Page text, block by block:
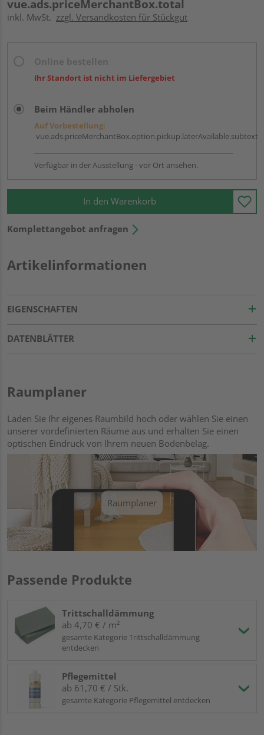
vue.ads.priceMerchantBox.total
inkl. MwSt. zzgl. Versandkosten für Stückgut
Ihr Standort ist nicht im Liefergebiet
Beim Händler abholen
Auf Vorbestellung:
vue.ads.priceMerchantBox.option.pickup.laterAvailable.subtext
Verfügbar in der Ausstellung - vor Ort ansehen.
In den Warenkorb
Komplettangebot anfragen
Artikelinformationen
EIGENSCHAFTEN
DATENBLÄTTER
Raumplaner
Laden Sie Ihr eigenes Raumbild hoch oder wählen Sie einen
unserer vordefinierten Räume aus und erhalten Sie einen
optischen Eindruck von Ihrem neuen Bodenbelag.
Raumplaner
Passende Produkte
Trittschalldämmung
ab 4,70 € / m²
gesamte Kategorie Trittschalldämmung
entdecken
Pflegemittel
ab 61,70 € / Stk.
gesamte Kategorie Pflegemittel entdecken